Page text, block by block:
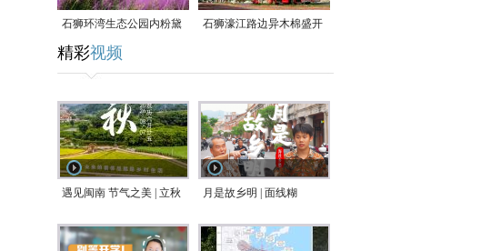
石狮环湾生态公园内粉黛
乱子草盛放
石狮濠江路边异木棉盛开
精彩视频
遇见闽南 节气之美 | 立秋 月是故乡明 | 面线糊